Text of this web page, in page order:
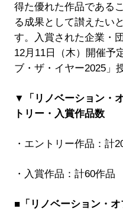
得た優れた作品である
る成果として讃えたい
す。入賞された企業・
12月11日（木）開催予
ブ・ザ・イヤー2025」
▼「リノベーション・
トリー・入賞作品数
・エントリー作品：計
・入賞作品：計60作品
■「リノベーション・